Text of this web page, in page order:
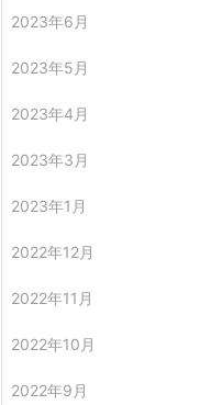
2023年6月
2023年5月
2023年4月
2023年3月
2023年1月
2022年12月
2022年11月
2022年10月
2022年9月